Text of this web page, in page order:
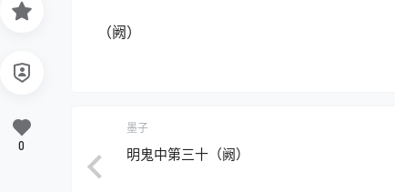
（阙）
0
墨子
明鬼中第三十（阙）